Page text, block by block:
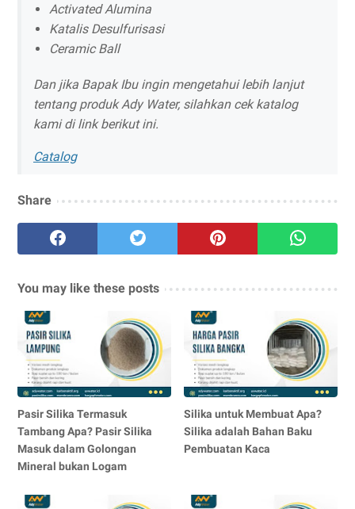
Activated Alumina
Katalis Desulfurisasi
Ceramic Ball
Dan jika Bapak Ibu ingin mengetahui lebih lanjut
tentang produk Ady Water, silahkan cek katalog
kami di link berikut ini.
Catalog
Share
You may like these posts
Pasir Silika Termasuk
Tambang Apa? Pasir Silika
Masuk dalam Golongan
Mineral bukan Logam
Silika untuk Membuat Apa?
Silika adalah Bahan Baku
Pembuatan Kaca